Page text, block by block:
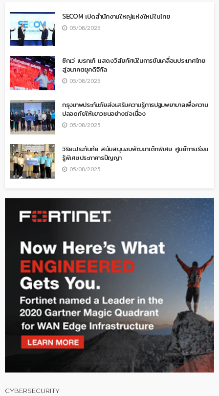
SECOM เปิดสำนักงานใหญ่แห่งใหม่ในไทย
05/08/2025
ซิกเว่ เบรกเก้ แสดงวิสัยทัศน์ในการขับเคลื่อนประเทศไทย
สู่อนาคตยุคดิจิทัล
05/08/2025
กรุงเทพประกันภัยส่งเสริมความรู้การปฐมพยาบาลเพื่อความ
ปลอดภัยให้เยาวชนอย่างต่อเนื่อง
05/08/2025
วิริยะประกันภัย สนับสนุนงบพัฒนาเด็กพิเศษ ศูนย์การเรียน
รู้พิเศษประภาคารปัญญา
05/08/2025
CYBERSECURITY